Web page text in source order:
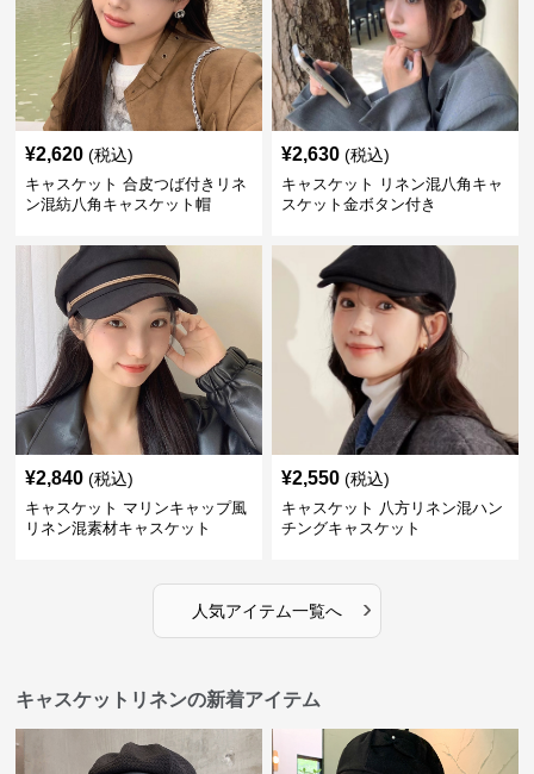
¥2,620 (税込)
キャスケット 合皮つば付きリネ
ン混紡八角キャスケット帽
¥2,630 (税込)
キャスケット リネン混八角キャ
スケット金ボタン付き
¥2,840 (税込)
キャスケット マリンキャップ風
リネン混素材キャスケット
¥2,550 (税込)
キャスケット 八方リネン混ハン
チングキャスケット
人気アイテム一覧へ ›
キャスケットリネンの新着アイテム